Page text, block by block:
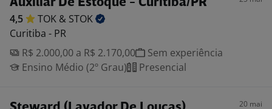
Auxiliar De Estoque - Curitiba/PR
4,5 TOK & STOK
Curitiba - PR
R$ 2.000,00 a R$ 2.170,00
Sem experiência
Ensino Médio (2º Grau)
Presencial
20 mai